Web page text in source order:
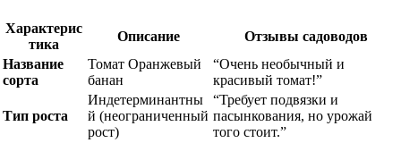
Характерис
тика
Описание
Отзывы садоводов
Название
сорта
Томат Оранжевый
банан
“Очень необычный и
красивый томат!”
Тип роста
Индетерминантны
й (неограниченный
рост)
“Требует подвязки и
пасынкования, но урожай
того стоит.”